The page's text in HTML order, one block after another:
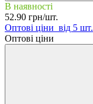
В наявності
52.90 грн/шт.
Оптові ціни від 5 шт.
Оптові ціни